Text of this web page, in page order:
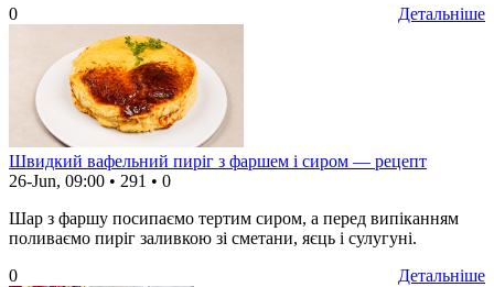
Детальніше
0
Швидкий вафельний пиріг з фаршем і сиром — рецепт
26-Jun, 09:00 • 291 • 0
Шар з фаршу посипаємо тертим сиром, а перед випіканням
поливаємо пиріг заливкою зі сметани, яєць і сулугуні.
Детальніше
0